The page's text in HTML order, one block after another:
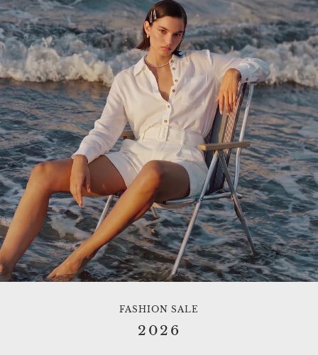
FASHION SALE
2026